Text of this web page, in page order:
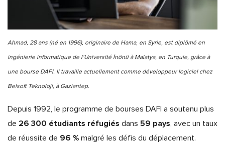
Ahmad, 28 ans (né en 1996), originaire de Hama, en Syrie, est diplômé en
ingénierie informatique de l’Université İnönü à Malatya, en Turquie, grâce à
une bourse DAFI. Il travaille actuellement comme développeur logiciel chez
Belsoft Teknoloji, à Gaziantep.
Depuis 1992, le programme de bourses DAFI a soutenu plus
de 26 300 étudiants réfugiés dans 59 pays , avec un taux
de réussite de 96 % malgré les défis du déplacement.